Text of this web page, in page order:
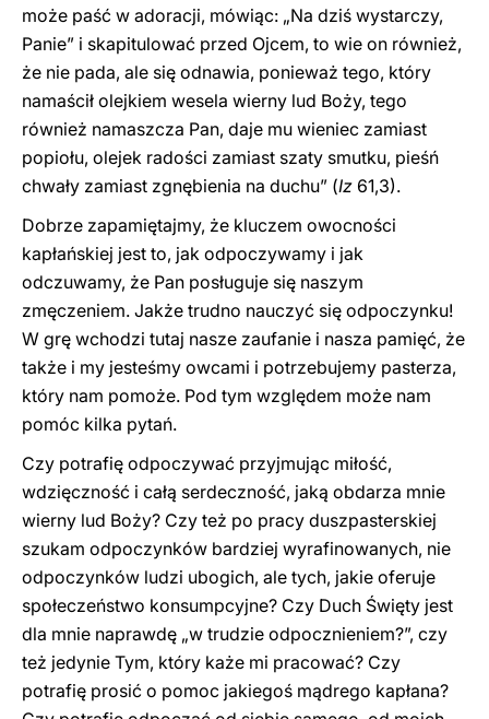
może paść w adoracji, mówiąc: „Na dziś wystarczy,
Panie” i skapitulować przed Ojcem, to wie on również,
że nie pada, ale się odnawia, ponieważ tego, który
namaścił olejkiem wesela wierny lud Boży, tego
również namaszcza Pan, daje mu wieniec zamiast
popiołu, olejek radości zamiast szaty smutku, pieśń
chwały zamiast zgnębienia na duchu” (Iz 61,3).
Dobrze zapamiętajmy, że kluczem owocności
kapłańskiej jest to, jak odpoczywamy i jak
odczuwamy, że Pan posługuje się naszym
zmęczeniem. Jakże trudno nauczyć się odpoczynku!
W grę wchodzi tutaj nasze zaufanie i nasza pamięć, że
także i my jesteśmy owcami i potrzebujemy pasterza,
który nam pomoże. Pod tym względem może nam
pomóc kilka pytań.
Czy potrafię odpoczywać przyjmując miłość,
wdzięczność i całą serdeczność, jaką obdarza mnie
wierny lud Boży? Czy też po pracy duszpasterskiej
szukam odpoczynków bardziej wyrafinowanych, nie
odpoczynków ludzi ubogich, ale tych, jakie oferuje
społeczeństwo konsumpcyjne? Czy Duch Święty jest
dla mnie naprawdę „w trudzie odpocznieniem?”, czy
też jedynie Tym, który każe mi pracować? Czy
potrafię prosić o pomoc jakiegoś mądrego kapłana?